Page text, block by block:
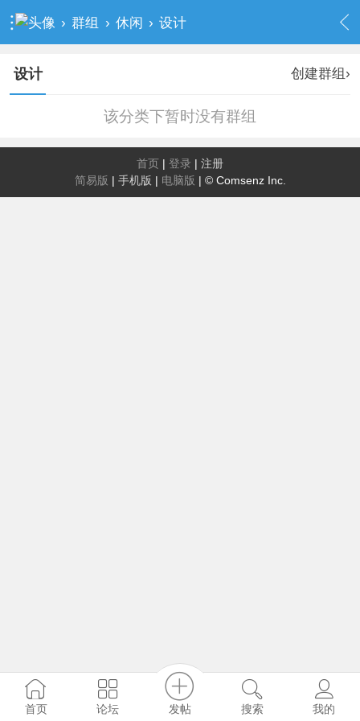
› 群组 › 休闲 › 设计
设计 创建群组›
该分类下暂时没有群组
首页 | 登录 | 注册
简易版 | 手机版 | 电脑版 | © Comsenz Inc.
首页 论坛 发帖 搜索 我的